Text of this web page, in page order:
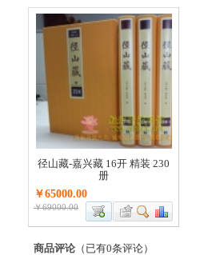
径山藏-嘉兴藏 16开 精装 230
册
￥65000.00
￥69000.00
商品评论 （已有0条评论）